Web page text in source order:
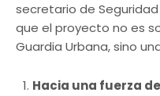
secretario de
que el proyecto no es
Guardia Urbana, sino
Hacia una fuerza